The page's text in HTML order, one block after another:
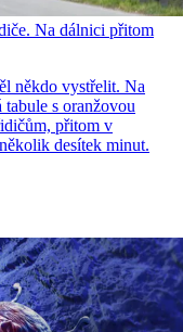
Na dálnici přitom
někdo vystřelit. Na
s oranžovou
přitom v
desítek minut.